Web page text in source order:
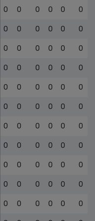
0 0 0 0 0 0
0 0 0 0 0 0
0 0 0 0 0 0
0 0 0 0 0 0
0 0 0 0 0 0
0 0 0 0 0 0
0 0 0 0 0 0
0 0 0 0 0 0
0 0 0 0 0 0
0 0 0 0 0 0
0 0 0 0 0 0